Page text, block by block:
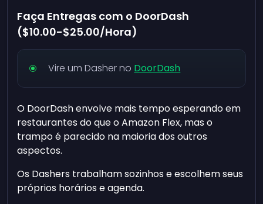
Faça Entregas com o DoorDash
($10.00-$25.00/Hora)
Vire um Dasher no DoorDash
O DoorDash envolve mais tempo esperando em
restaurantes do que o Amazon Flex, mas o
trampo é parecido na maioria dos outros
aspectos.
Os Dashers trabalham sozinhos e escolhem seus
próprios horários e agenda.